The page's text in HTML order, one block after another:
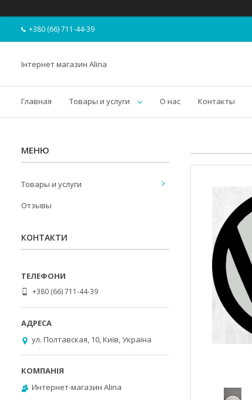
+380 (66) 711-44-39
Інтернет магазин Alina
Главная Товары и услуги О нас Контакты
Товары и услуги
Отзывы
КОНТАКТИ
+380 (66) 711-44-39
ул. Полтавская, 10, Київ, Україна
Интернет-магазин Alina